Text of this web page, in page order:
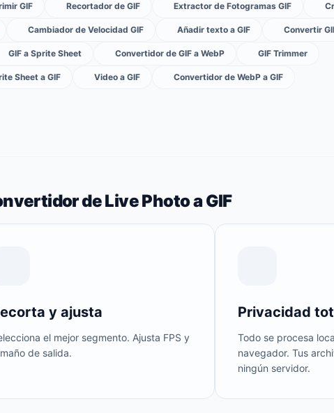
GIF Recortador de GIF Extractor de Fotogramas GIF
Cambiador de Velocidad GIF Añadir texto a GIF Convertir
GIF a Sprite Sheet Convertidor de GIF a WebP GIF Trimmer
Sheet a GIF Video a GIF Convertidor de WebP a GIF
de Live Photo a GIF
y ajusta
el mejor segmento. Ajusta FPS y
de salida.
Privacidad
Todo se procesa
navegador. Tus
ningún servidor.